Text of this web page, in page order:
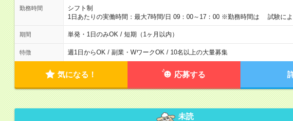
勤務時間
シフト制
1日あたりの実働時間：最大7時間/日 09：00～17：00 ※勤務時間は 試験によ
期間 単発・1日のみOK / 短期（1ヶ月以内）
特徴 週1日からOK / 副業・WワークOK / 10名以上の大量募集
気になる！ 応募する
未読